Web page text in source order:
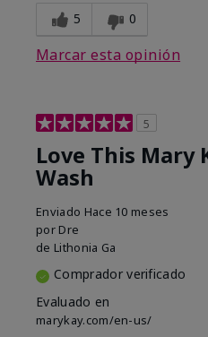
5 0
Marcar esta opinión
5
Love This Mary
Wash
Enviado Hace 10 meses
por Dre
de Lithonia Ga
Comprador verificado
Evaluado en
marykay.com/en-us/